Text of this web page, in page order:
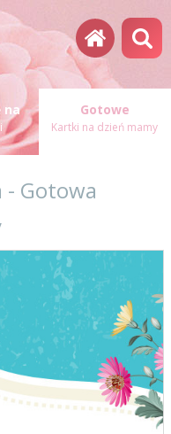
na Gotowe
Kartki na dzień mamy
- Gotowa